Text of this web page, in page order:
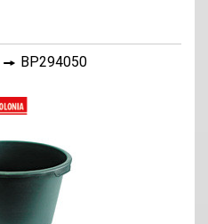
BP294050